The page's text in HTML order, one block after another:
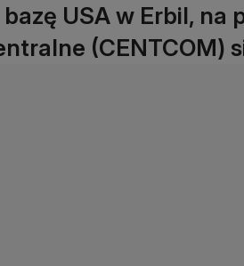
USA w Erbil, na
(CENTCOM)